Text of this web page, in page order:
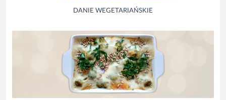
DANIE WEGETARIAŃSKIE